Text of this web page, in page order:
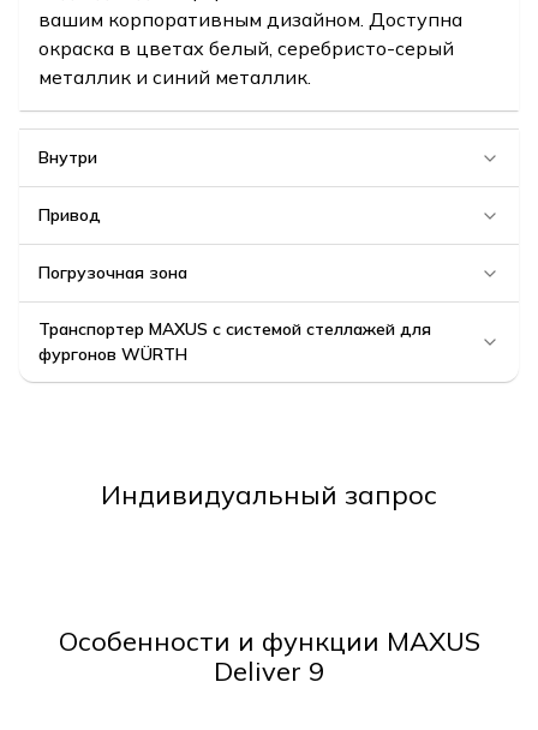
вашим корпоративным дизайном. Доступна
окраска в цветах белый, серебристо-серый
металлик и синий металлик.
Внутри
Привод
Погрузочная зона
Транспортер MAXUS с системой стеллажей для
фургонов WÜRTH
Индивидуальный запрос
Особенности и функции MAXUS
Deliver 9